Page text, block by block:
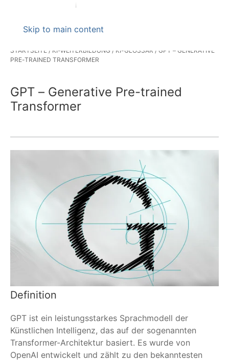
Skip to main content
STARTSEITE KI-WEITERBILDUNG KI-GLOSSAR
GPT – GENERATIVE
PRE-TRAINED TRANSFORMER
GPT – Generative Pre-trained
Transformer
Definition
GPT ist ein leistungsstarkes Sprachmodell der
Künstlichen Intelligenz, das auf der sogenannten
Transformer-Architektur basiert. Es wurde von
OpenAI entwickelt und zählt zu den bekanntesten